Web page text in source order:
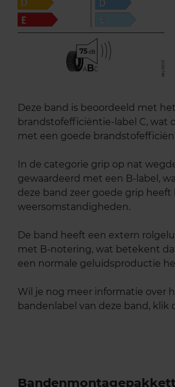
75
ABC
Deze band is beoordeeld met
brandstofefficiëntie-label C, wat
met een goede
In de categorie grip op nat
gewaardeerd met een B-label,
deze band zeer goede grip heeft
weersomstandigheden.
De band heeft een extern
met B-notering, wat betekent
een normale geluidsproductie
Wil je nog meer informatie over
bandenlabel van deze band, klik